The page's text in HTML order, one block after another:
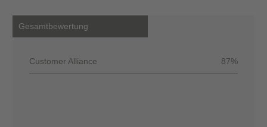
Gesamtbewertung
Customer Alliance 87%